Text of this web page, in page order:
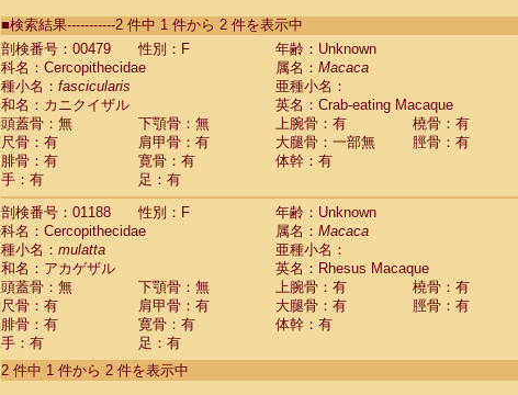
CebidaeSaguinus labiatus(0)
Cebidae Saguinus leucopus (0)
CebidaeSaguinus midas
CebidaeSaguinus mystax
CebidaeSaguinus nigricollis (1)
Cebidae Saguinus oedipus
Cebidae Saguinus weddelli
Cebidae Saguinusspp.
Cebidae Aotus trivirgatus
Cebidae Cebus albifrons
CebidaeCebus apella
Cebidae
CebidaeCebus nigrivittatus
Cebidae Cebusspp.(0)
Cebidae Saimiri boliviensis
Cebidae Saimiri sciureus
Atelidae Alouatta caraya
AtelidaeAlouatta fusca
AtelidaeAlouatta seniculus
■検索結果-----------2 件中 1 件から 2 件を表示中
剖検番号：00479
性別：F
年齢：Unknown
科名：Cercopithecidae
属名： Macaca
種小名： fascicularis
亜種小名：
和名：カニクイザル
英名：Crab-eating Macaque
頭蓋骨：無
下顎骨：無 上腕骨：有
橈骨：有
尺骨：有
肩甲骨：有 大腿骨：一部無
脛骨：有
腓骨：有
寛骨：有
体幹：有
手：有
足：有
剖検番号：01188
性別：F
年齢：Unknown
科名：Cercopithecidae
属名： Macaca
種小名： mulatta
亜種小名：
和名：アカゲザル
英名：Rhesus Macaque
頭蓋骨：無
下顎骨：無 上腕骨：有
橈骨：有
尺骨：有
肩甲骨：有 大腿骨：有
脛骨：有
腓骨：有
寛骨：有
体幹：有
手：有
足：有
2 件中 1 件から 2 件を表示中